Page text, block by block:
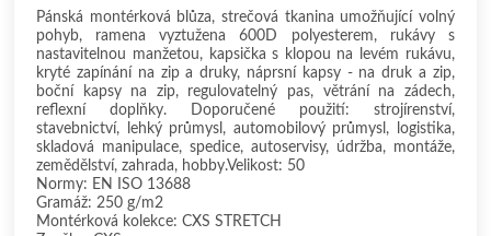
Pánská montérková blůza, strečová tkanina umožňující volný
pohyb, ramena vyztužena 600D polyesterem, rukávy s
nastavitelnou manžetou, kapsička s klopou na levém rukávu,
kryté zapínání na zip a druky, náprsní kapsy - na druk a zip,
boční kapsy na zip, regulovatelný pas, větrání na zádech,
reflexní doplňky. Doporučené použití: strojírenství,
stavebnictví, lehký průmysl, automobilový průmysl, logistika,
skladová manipulace, spedice, autoservisy, údržba, montáže,
zemědělství, zahrada, hobby.Velikost: 50
Normy: EN ISO 13688
Gramáž: 250 g/m2
Montérková kolekce: CXS STRETCH